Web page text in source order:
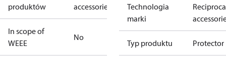
produktów
accessories
In scope of
WEEE
No
Technologia
marki
Typ produktu Protector